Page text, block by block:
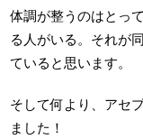
体調が整うのはとっ
る人がいる。それが
ていると思います。
そして何より、アセ
ました！